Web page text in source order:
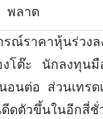
พลาด
รณ์ราคาหุ้นร่วง
งโต๊ะ นักลงทุน
นต่อ ส่วนเทรด
ดีดตัวขึ้นในอีก